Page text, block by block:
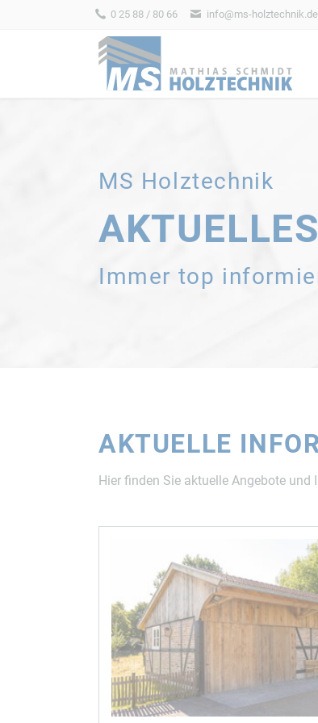
0 25 88 / 80 66 info@ms-holztechnik.de
ALLE BAUSÄTZE
ALLE BAUSÄTZE
GESAMTÜBERSICHT
MS Holztechnik
AKTUELLES
Immer top
AKTUELLE
Hier finden Sie aktuelle Angebote